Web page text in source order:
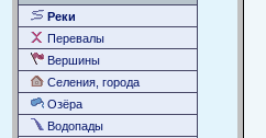
Реки
Перевалы
Вершины
Селения, города
Озёра
Водопады